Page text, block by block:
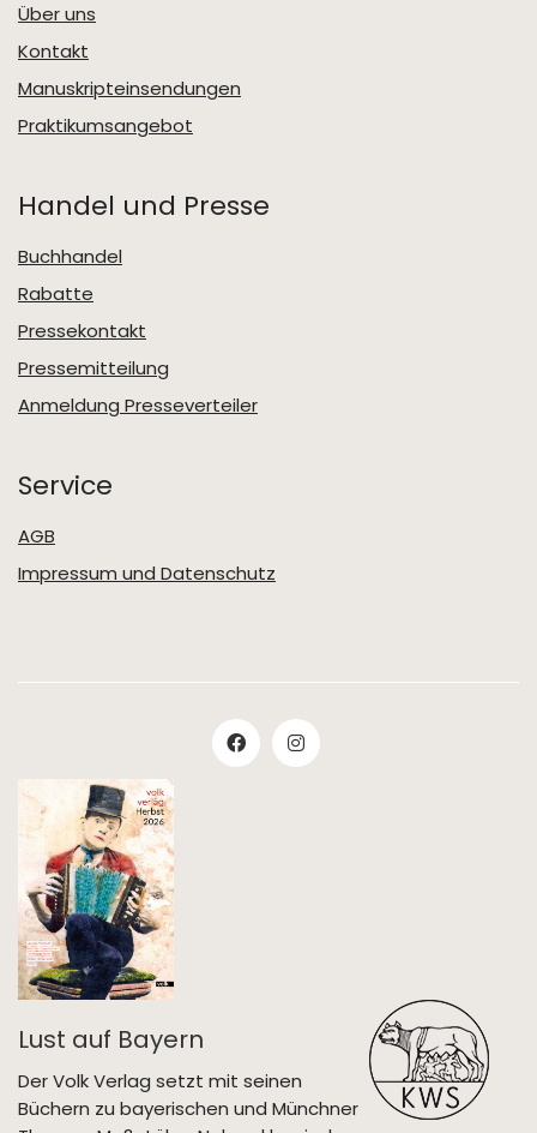
Über uns
Kontakt
Manuskripteinsendungen
Praktikumsangebot
Handel und Presse
Buchhandel
Rabatte
Pressekontakt
Pressemitteilung
Anmeldung Presseverteiler
Service
AGB
Impressum und Datenschutz
Lust auf Bayern
Der Volk Verlag setzt mit seinen
Büchern zu bayerischen und Münchner